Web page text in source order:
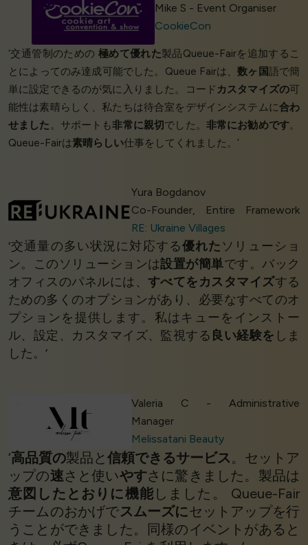
Mike S - Event Organiser
CookieCon
‘交通管制のための 極めて優れた製品Queue-Fairを追加するこ
とによってのみ達成可能でした。Queue Fairは、数ヶ国語で簡
単に設定できるのが気に入りました。コード カスタマイズの可
能性は素晴らしく、私たちは待合室をデザインシステムに合わ
せました。サポートも非常に親切でした。 非常にお勧めです。
Queue-Fairは素晴らしい仕事をしてくれました。’
Yura Bogdanov
Co-Founder, Entire Framework
RE: Ukraine Villages
‘交通量の多い状況に対応する優れた ソリューショ
ン。このソリューションは設置が簡単です。バック
オフィスのパネルには、 すべてをカスタマイズする
ための多くのオプションがあり、必要なすべてのオ
プションを提供します。私はキューをインストー
ル、設定、カスタマイズ、監視する 良い経験を しま
した。’
Valeria C - Administrative
Manager
Melissatani Beauty
‘高品質の製品と 信頼できるサービス。セットア
ップの速さと使いやすさに驚きました。製品は
意図したとおりに機能 しました。 Queue-Fair
チームのおかげでスムーズにセットアップを行
うことができました。同様のイベントがあると